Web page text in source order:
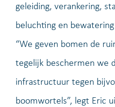
geleiding, verankering,
beluchting en
“We geven bomen de
tegelijk beschermen we
infrastructuur tegen
boomwortels”, legt Eric